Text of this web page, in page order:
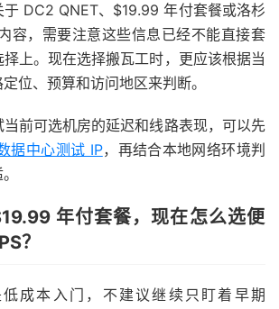
DC2 QNET、$19.99 年付套餐或洛杉
容，需要注意这些信息已经不能直接套
上。现在选择搬瓦工时，更应该根据当
位、预算和访问地区来判断。
前可选机房的延迟和线路表现，可以先
据中心测试 IP，再结合本地网络环境判
年付套餐，现在怎么选便
？
成本入门，不建议继续只盯着早期